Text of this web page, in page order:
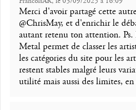
Merci d'avoir partagé cette
@ChrisMay, et d'enrichir le
autant retenu ton attention.
Metal permet de classer les
les catégories du site pour les
restent stables malgré leurs
utilité mais aussi des limites,